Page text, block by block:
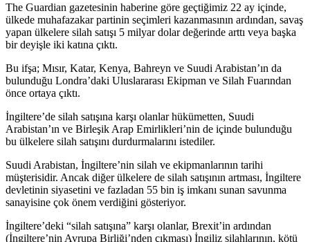
The Guardian gazetesinin haberine göre geçtiğimiz 22 ay içinde,
ülkede muhafazakar partinin seçimleri kazanmasının ardından, savaş
yapan ülkelere silah satışı 5 milyar dolar değerinde arttı veya başka
bir deyişle iki katına çıktı.
Bu ifşa; Mısır, Katar, Kenya, Bahreyn ve Suudi Arabistan’ın da
bulunduğu Londra’daki Uluslararası Ekipman ve Silah Fuarından
önce ortaya çıktı.
İngiltere’de silah satışına karşı olanlar hükümetten, Suudi
Arabistan’ın ve Birleşik Arap Emirlikleri’nin de içinde bulunduğu
bu ülkelere silah satışını durdurmalarını istediler.
Suudi Arabistan, İngiltere’nin silah ve ekipmanlarının tarihi
müşterisidir. Ancak diğer ülkelere de silah satışının artması, İngiltere
devletinin siyasetini ve fazladan 55 bin iş imkanı sunan savunma
sanayisine çok önem verdiğini gösteriyor.
İngiltere’deki “silah satışına” karşı olanlar, Brexit’in ardından
(İngiltere’nin Avrupa Birliği’nden çıkması) İngiliz silahlarının, kötü